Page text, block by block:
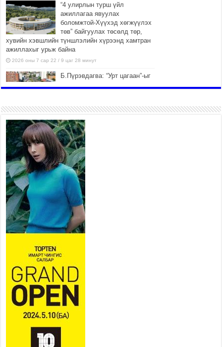
“4 улирлын турш үйл
ажиллагаа явуулах
боломжтой-Хүүхэд хөгжүүлэх
төв” байгуулах төсөлд төр,
хувийн хэвшлийн түншлэлийн хүрээнд хамтран
ажиллахыг урьж байна
2026 оны 7 сар 22 / 9 цаг 28 минут
Б.Пүрэвдагва: “Урт цагаан”-ыг
2026 оны 7 сар 21 / 16 цаг 47 минут
Тусгай замын автобус /BRT/
төслийн удирдах хорооны
ээлжит хуралдаан боллоо
2026 оны 7 сар 21 / 16 цаг 43 минут
Ерөнхий сайд Н.Учрал БНХАУ-
аас Монгол Улсад суугаа
Элчин сайд Шэнь
Миньжюанийг хүлээн авч
уулзав
2026 оны 7 сар 21 / 16 цаг 39 минут
БҮГД НАЙРАМДАХ ТАЖИКИСТАН УЛСТАЙ
ЭДИЙН ЗАСГИЙН ХАМТЫН АЖИЛЛАГААГ
ӨРГӨЖҮҮЛНЭ
2026 оны 7 сар 21 / 16 цаг 34 минут
26,992 суралцагч хотхоны бага сургуульд, 8100
суралцагч төрөлжсөн ахлах сургуульд
суралцана
2026 оны 7 сар 21 / 13 цаг 43 минут
тээврийн зохицуулалт, сургууль, цэцэрлэг, зах,
худалдааны төвийн ажиллах хуваарийг гаргаж,